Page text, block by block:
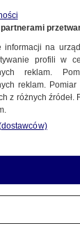
prostu
informacji na
profili w
reklam.
reklam.
z różnych